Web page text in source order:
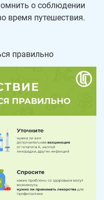
о соблюдении
время путешествия.
правильно